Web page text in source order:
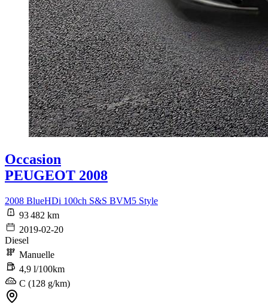
Occasion
PEUGEOT 2008
2008 BlueHDi 100ch S&S BVM5 Style
93 482 km
2019-02-20
Diesel
Manuelle
4,9 l/100km
C (128 g/km)